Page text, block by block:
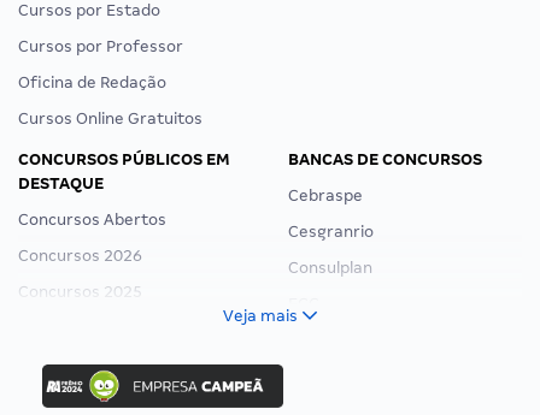
Cursos por Estado
Cursos por Professor
Oficina de Redação
Cursos Online Gratuitos
CONCURSOS PÚBLICOS EM
DESTAQUE
Concursos Abertos
Concursos 2026
Concursos 2025
Concurso Ibama
Concurso MPU
BANCAS DE CONCURSOS
Cebraspe
Cesgranrio
Consulplan
Veja mais